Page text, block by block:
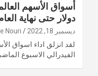
دولار حتى نهاية
ديسمبر 18, 2022 Nouri
لقد انزلق اداء اسواق
الفيدرالي الاسبوع